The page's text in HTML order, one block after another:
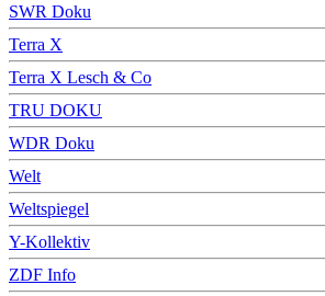
SWR Doku
Terra X
Terra X Lesch & Co
TRU DOKU
WDR Doku
Welt
Weltspiegel
Y-Kollektiv
ZDF Info